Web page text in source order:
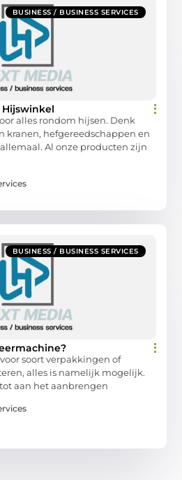
BUSINESS / BUSINESS SERVICES
alles rondom hijsen. Denk
kranen, hefgereedschappen en
Al onze producten zijn
BUSINESS / BUSINESS SERVICES
soort verpakkingen of
alles is namelijk mogelijk.
aan het aanbrengen